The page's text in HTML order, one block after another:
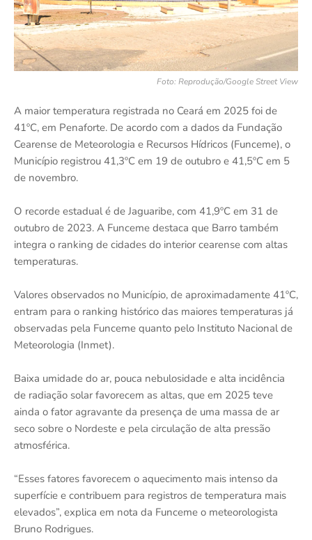
Foto: Reprodução/Google Street View
A maior temperatura registrada no Ceará em 2025 foi de
41ºC, em Penaforte. De acordo com a dados da Fundação
Cearense de Meteorologia e Recursos Hídricos (Funceme), o
Município registrou 41,3ºC em 19 de outubro e 41,5ºC em 5
de novembro.
O recorde estadual é de Jaguaribe, com 41,9ºC em 31 de
outubro de 2023. A Funceme destaca que Barro também
integra o ranking de cidades do interior cearense com altas
temperaturas.
Valores observados no Município, de aproximadamente 41ºC,
entram para o ranking histórico das maiores temperaturas já
observadas pela Funceme quanto pelo Instituto Nacional de
Meteorologia (Inmet).
Baixa umidade do ar, pouca nebulosidade e alta incidência
de radiação solar favorecem as altas, que em 2025 teve
ainda o fator agravante da presença de uma massa de ar
seco sobre o Nordeste e pela circulação de alta pressão
atmosférica.
“Esses fatores favorecem o aquecimento mais intenso da
superfície e contribuem para registros de temperatura mais
elevados”, explica em nota da Funceme o meteorologista
Bruno Rodrigues.